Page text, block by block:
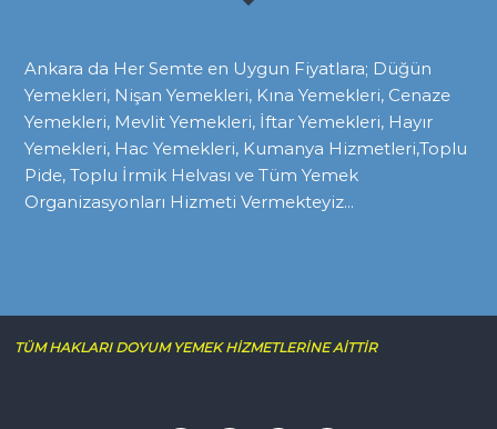
Ankara da Her Semte en Uygun Fiyatlara; Düğün
Yemekleri, Nişan Yemekleri, Kına Yemekleri, Cenaze
Yemekleri, Mevlit Yemekleri, İftar Yemekleri, Hayır
Yemekleri, Hac Yemekleri, Kumanya Hizmetleri,Toplu
Pide, Toplu İrmik Helvası ve Tüm Yemek
Organizasyonları Hizmeti Vermekteyiz...
TÜM HAKLARI DOYUM YEMEK HİZMETLERİNE AİTTİR